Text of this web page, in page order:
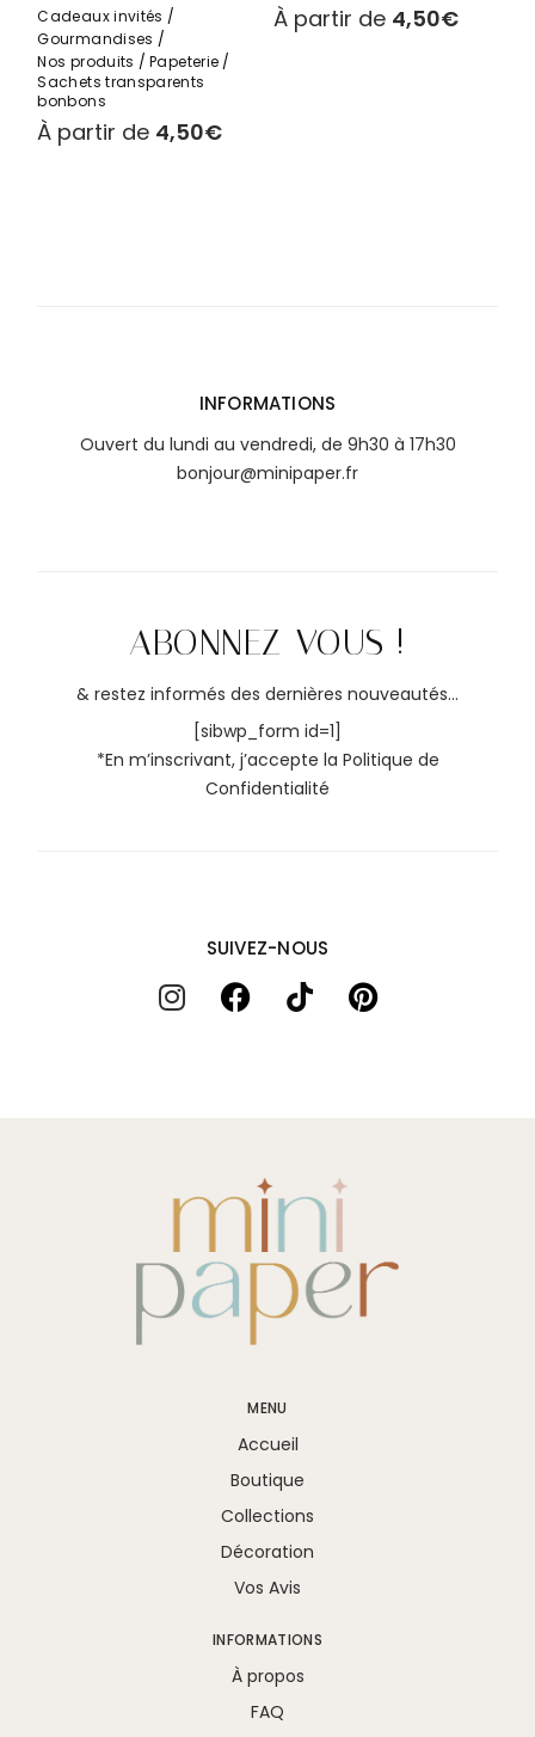
Cadeaux invités
Gourmandises
Nos produits
Papeterie
Sachets transparents
bonbons
À partir de 4,50€
À partir de 4,50€
INFORMATIONS
Ouvert du lundi au vendredi, de 9h30 à 17h30
bonjour@minipaper.fr
ABONNEZ-VOUS !
& restez informés des dernières nouveautés...
[sibwp_form id=1]
*En m’inscrivant, j’accepte la Politique de
Confidentialité
SUIVEZ-NOUS
MENU
Accueil
Boutique
Collections
Décoration
Vos Avis
INFORMATIONS
À propos
FAQ